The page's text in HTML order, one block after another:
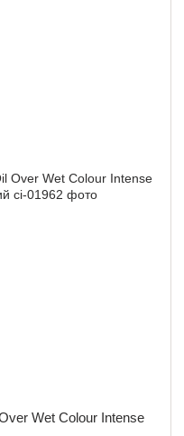
Wet Colour Intense